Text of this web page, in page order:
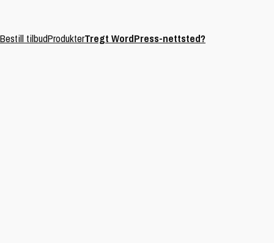
Bestill tilbudProdukterTregt WordPress-nettsted?